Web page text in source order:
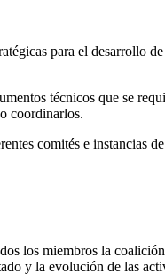
para el desarrollo
técnicos que se
coordinarlos.
comités e instancias
los miembros la
y la evolución de las